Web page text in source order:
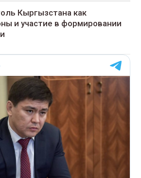
Кыргызстана как
и участие в формировании